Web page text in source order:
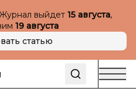
выйдет 15 августа,
19 августа
статью